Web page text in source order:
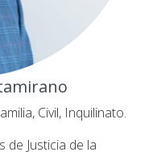
Civil, Inquilinato.
de Justicia de la